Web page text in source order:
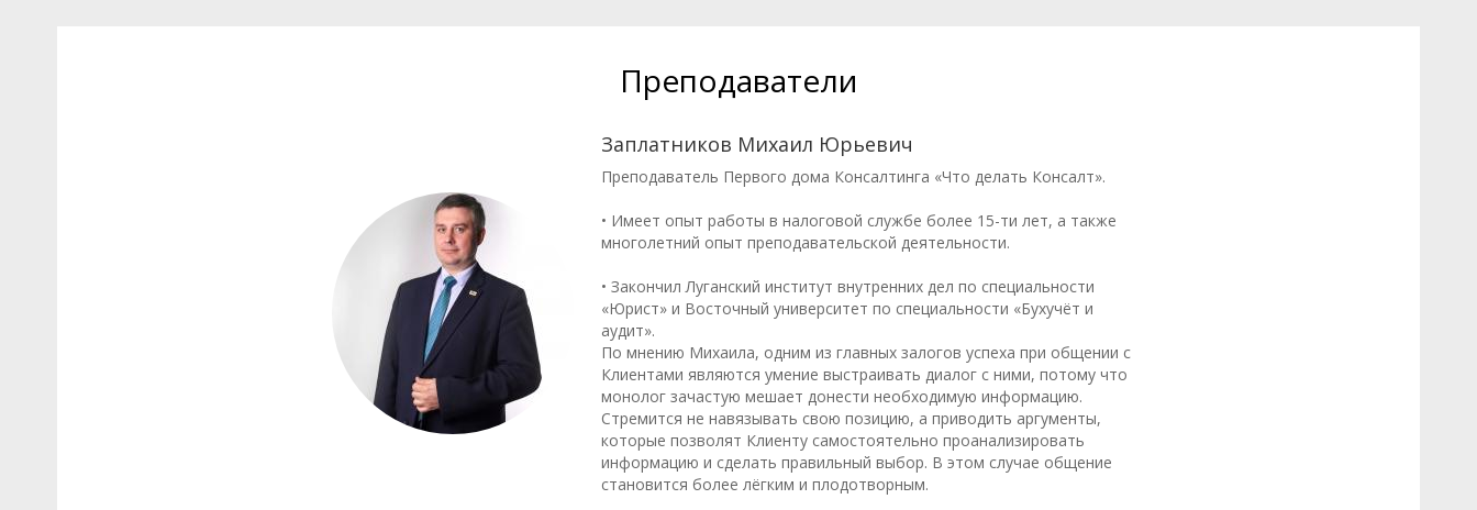
Преподаватели
Заплатников Михаил Юрьевич
Преподаватель Первого дома Консалтинга «Что делать Консалт».
• Имеет опыт работы в налоговой службе более 15-ти лет, а также
многолетний опыт преподавательской деятельности.
• Закончил Луганский институт внутренних дел по специальности
«Юрист» и Восточный университет по специальности «Бухучёт и
аудит».
По мнению Михаила, одним из главных залогов успеха при общении с
Клиентами являются умение выстраивать диалог с ними, потому что
монолог зачастую мешает донести необходимую информацию.
Стремится не навязывать свою позицию, а приводить аргументы,
которые позволят Клиенту самостоятельно проанализировать
информацию и сделать правильный выбор. В этом случае общение
становится более лёгким и плодотворным.